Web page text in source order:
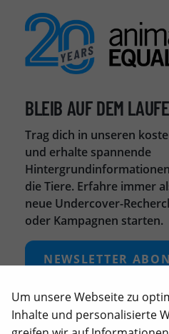
BLEIB AUF DEM
Trag dich in unseren
und erhalte spannende
die Tiere. Erfahre immer
neue Undercover-
oder Kampagnen starten.
NEWSLETTER
UNSERE LINKS
Unterstütze unsere Arbeit
Um unsere Webseite zu
Inhalte und personalisierte